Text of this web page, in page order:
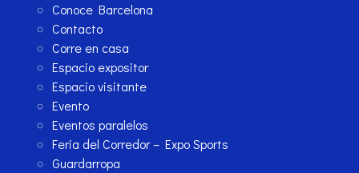
Conoce Barcelona
Contacto
Corre en casa
Espacio expositor
Espacio visitante
Evento
Eventos paralelos
Feria del Corredor – Expo Sports
Guardarropa